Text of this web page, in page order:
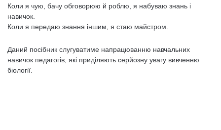
Коли я чую, бачу обговорюю й роблю, я набуваю знань і
навичок.
Коли я передаю знання іншим, я стаю майстром.
Даний посібник слугуватиме напрацюванню навчальних
навичок педагогів, які приділяють серйозну увагу вивченню
біології.